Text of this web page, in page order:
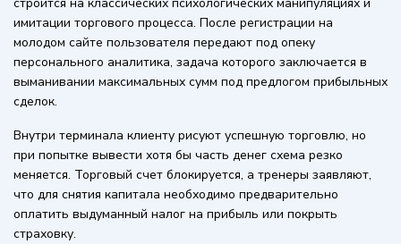
строится на классических психологических манипуляциях и
имитации торгового процесса. После регистрации на
молодом сайте пользователя передают под опеку
персонального аналитика, задача которого заключается в
выманивании максимальных сумм под предлогом прибыльных
сделок.
Внутри терминала клиенту рисуют успешную торговлю, но
при попытке вывести хотя бы часть денег схема резко
меняется. Торговый счет блокируется, а тренеры заявляют,
что для снятия капитала необходимо предварительно
оплатить выдуманный налог на прибыль или покрыть
страховку.